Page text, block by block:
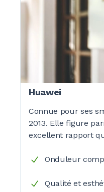
Huawei
Connue pour ses
2013. Elle figure
excellent rapport
Onduleur
Qualité et